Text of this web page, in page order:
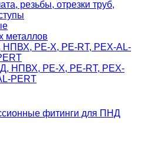
резьбы, отрезки труб,
металлов
PE-X, PE-RT, PEX-AL-
НПВХ, PE-X, PE-RT, PEX-
PERT
фитинги для ПНД